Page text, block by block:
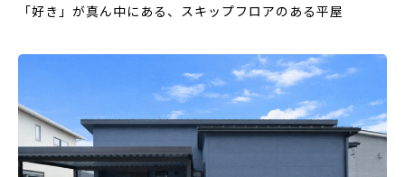
「好き」が真ん中にある、スキップフロアのある平屋